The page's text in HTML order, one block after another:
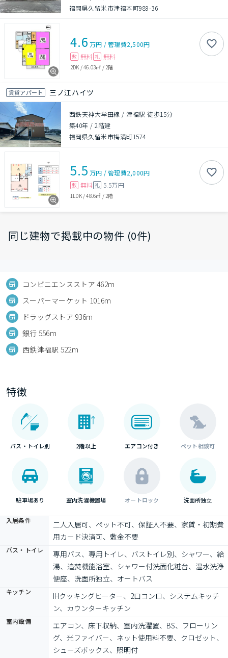
福岡県久留米市津福本町989-36
4.6 万円 /管理費2,500円
敷 無料 礼 無料
2DK /46.03㎡ / 2階
賃貸アパート 三ノ江ハイツ
西鉄天神大牟田線 / 津福駅 徒歩15分
築40年 /2階建
福岡県久留米市梅満町1574
5.5 万円 /管理費2,000円
敷 無料 礼 5.5万円
1LDK/48.6㎡ / 2階
同じ建物で掲載中の物件 (0件)
コンビニエンスストア 462m
スーパーマーケット 1016m
ドラッグストア 936m
銀行 556m
西鉄津福駅 522m
特徴
バス・トイレ別 2階以上 エアコン付き ペット相談可
駐車場あり 室内洗濯機置場 オートロック 洗面所独立
入居条件
二人入居可、ペット不可、保証人不要、家賃・初期費
用カード決済可、敷金不要
バス・トイレ
専用バス、専用トイレ、バストイレ別、シャワー、給
湯、追焚機能浴室、シャワー付洗面化粧台、温水洗浄
便座、洗面所独立、オートバス
キッチン
IHクッキングヒーター、2口コンロ、システムキッチ
ン、カウンターキッチン
室内設備
エアコン、床下収納、室内洗濯置、BS、フローリン
グ、光ファイバー、ネット使用料不要、クロゼット、
シューズボックス、照明付